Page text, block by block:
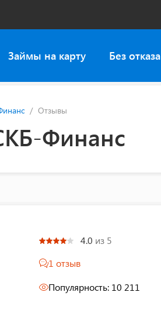
Займы на карту Без отказа
Отзывы
Финанс
4.0 из 5
1 отзыв
Популярность: 10 211